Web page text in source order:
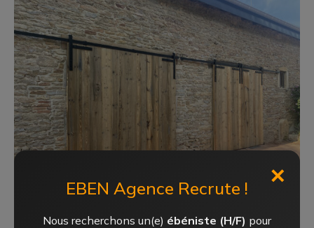
✕
EBEN Agence Recrute !
Nous recherchons un(e) ébéniste (H/F) pour